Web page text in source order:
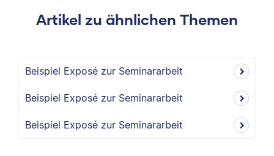
Artikel zu ähnlichen Themen
Beispiel Exposé zur Seminararbeit
Beispiel Exposé zur Seminararbeit
Beispiel Exposé zur Seminararbeit